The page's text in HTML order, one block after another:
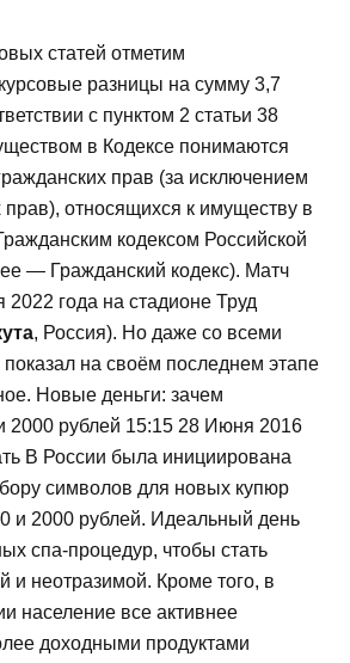
статей отметим
разницы на сумму 3,7
с пунктом 2 статьи 38
в Кодексе понимаются
прав (за исключением
относящихся к имуществу в
кодексом Российской
— Гражданский кодекс). Матч
2022 года на стадионе Труд
, Россия). Но даже со всеми
на своём последнем этапе
Новые деньги: зачем
2000 рублей 15:15 28 Июня 2016
В России была инициирована
символов для новых купюр
и 2000 рублей. Идеальный день
спа-процедур, чтобы стать
и неотразимой. Кроме того, в
население все активнее
доходными продуктами